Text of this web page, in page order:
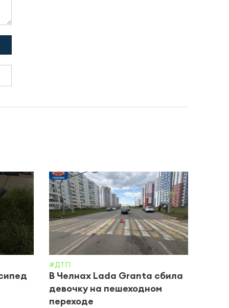
#ДТП
В Челнах Lada Granta сбила
девочку на пешеходном
переходе